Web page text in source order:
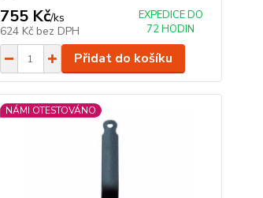
755 Kč/ks
624 Kč bez DPH
EXPEDICE DO
72 HODIN
Přidat do košíku
NÁMI OTESTOVÁNO